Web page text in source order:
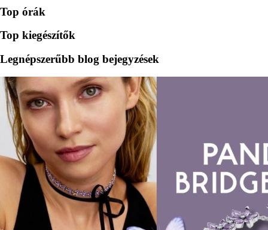
Top órák
Top kiegészítők
Legnépszerűbb blog bejegyzések